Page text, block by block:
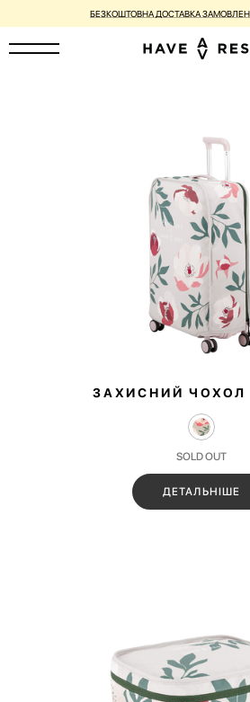
БЕЗКОШТОВНА ДОСТАВКА
ЗАХИСНИЙ ЧОХОЛ
SOLD OUT
ДЕТАЛЬНІШЕ